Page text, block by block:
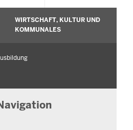
Untermenü öffnen
WIRTSCHAFT, KULTUR UND
KOMMUNALES